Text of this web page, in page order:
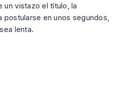
un vistazo el título, la
postularse en unos segundos,
lenta.